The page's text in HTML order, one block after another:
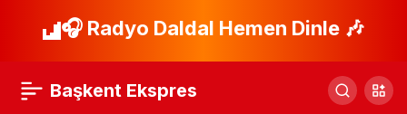
🎧 Radyo Daldal Hemen Dinle 🎶
Başkent Ekspres
Çaykur Rizespor- Paylaş